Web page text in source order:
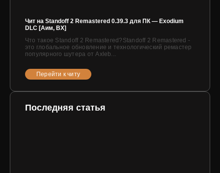
Чит на Standoff 2 Remastered 0.39.3 для ПК — Exodium
DLC [Аим, ВХ]
Что такое Standoff 2 Remastered?Standoff 2 Remastered -
это глобальное обновление и технологический ремастер
популярного шутера от Axleb...
Перейти к читу
Последняя статья